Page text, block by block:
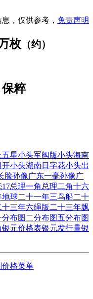
，仅供参考， 免责声明
枚 （约）
粹
星小头军阀版小头海南
开小头湖南日字花小头出
脸孙像广东一毫孙像广
总理一角总理二角十六
地球二十一年三鸟船二十
十三年六绳版 二十三年飘
分布图二分布图五分布图
银元价格表银元发行量银
价格菜单